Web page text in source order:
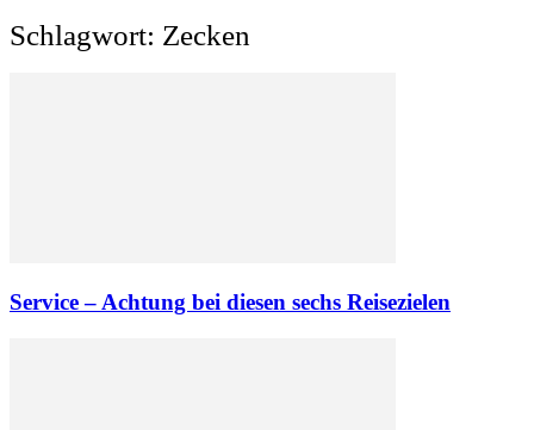
Schlagwort: Zecken
Service – Achtung bei diesen sechs Reisezielen